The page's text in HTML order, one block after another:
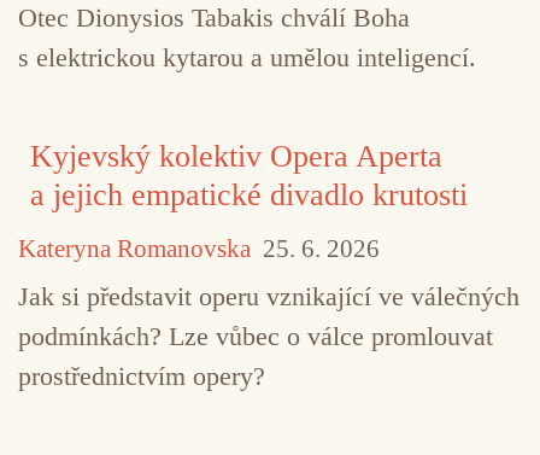
Otec Dionysios Tabakis chválí Boha
s elektrickou kytarou a umělou inteligencí.
Kyjevský kolektiv Opera Aperta
a jejich empatické divadlo krutosti
Kateryna Romanovska 25. 6. 2026
Jak si představit operu vznikající ve válečných
podmínkách? Lze vůbec o válce promlouvat
prostřednictvím opery?